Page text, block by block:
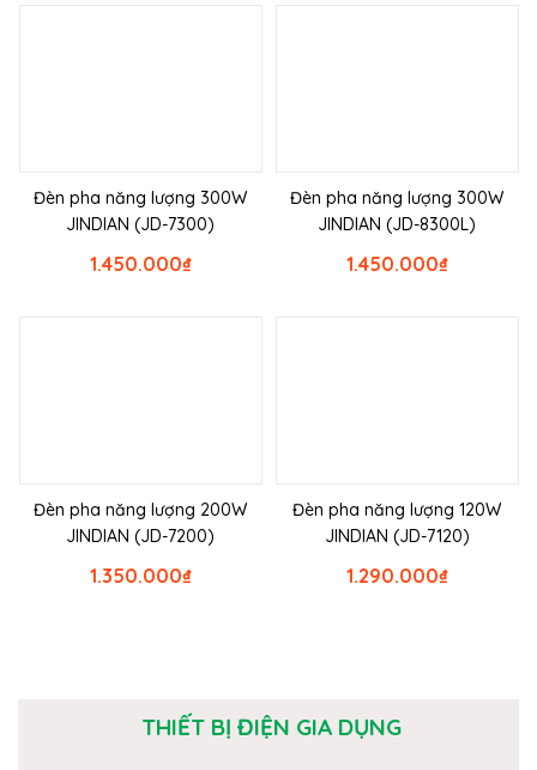
Đèn pha năng lượng 300W
JINDIAN (JD-7300)
₫
1.450.000
Đèn pha năng lượng 300W
JINDIAN (JD-8300L)
₫
1.450.000
Đèn pha năng lượng 200W
JINDIAN (JD-7200)
₫
1.350.000
Đèn pha năng lượng 120W
JINDIAN (JD-7120)
₫
1.290.000
THIẾT BỊ ĐIỆN GIA DỤNG